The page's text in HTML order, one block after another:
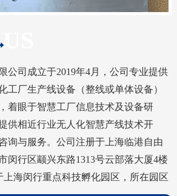
公司成立于2019年4月，公司专业提供
工厂生产线设备（整线或单体设备）
着眼于智慧工厂信息技术及设备研
供相近行业无人化智慧产线技术开
询与服务。 公司注册于上海临港自由
闵行区颛兴东路1313号云部落大厦4楼
海闵行重点科技孵化园区，所在园区